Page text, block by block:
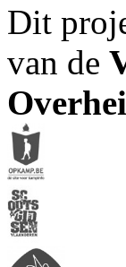
Dit
van de